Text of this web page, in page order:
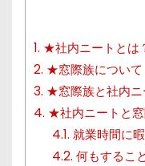
1. ★社内ニートとは
2. ★窓際族について
3. ★窓際族と社内ニ
4. ★社内ニートと
4.1. 就業時間に
4.2. 何もするこ